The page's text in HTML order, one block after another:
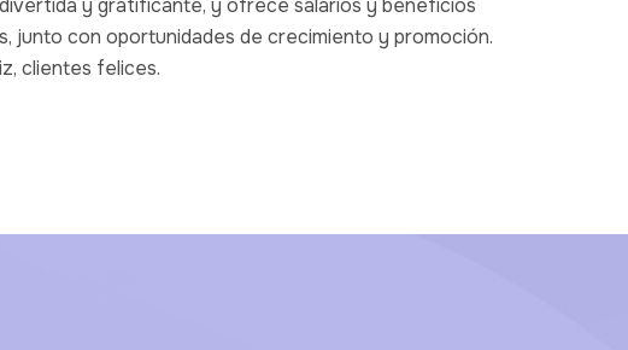
junto con oportunidades de crecimiento y promoción.
clientes felices.